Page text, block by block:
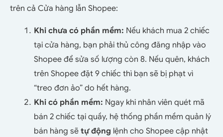
trên cả Cửa hàng lẫn Shopee:
Khi chưa có phần mềm: Nếu khách mua 2 chiếc
tại cửa hàng, bạn phải thủ công đăng nhập vào
Shopee để sửa số lượng còn 8. Nếu quên, khách
trên Shopee đặt 9 chiếc thì bạn sẽ bị phạt vì
“treo đơn ảo” do hết hàng.
Khi có phần mềm: Ngay khi nhân viên quét mã
bán 2 chiếc tại quầy, hệ thống phần mềm quản lý
bán hàng sẽ tự động lệnh cho Shopee cập nhật